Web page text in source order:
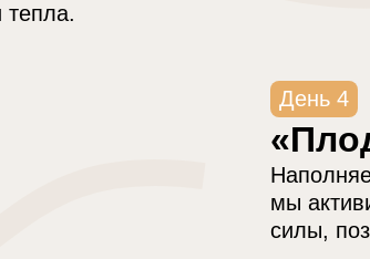
День 4
мы
силы,
тепла.